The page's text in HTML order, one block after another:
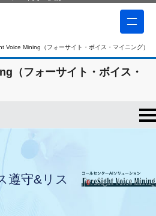
Voice Mining（フォーサイト・ボイス・マイニング）
（フォーサイト・ボイス・
遵守&リス